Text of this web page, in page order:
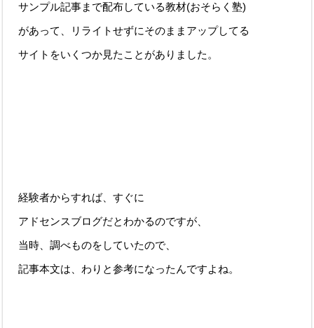
サンプル記事まで配布している教材(おそらく塾)
があって、リライトせずにそのままアップしてる
サイトをいくつか見たことがありました。
経験者からすれば、すぐに
アドセンスブログだとわかるのですが、
当時、調べものをしていたので、
記事本文は、わりと参考になったんですよね。